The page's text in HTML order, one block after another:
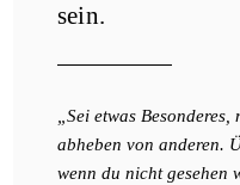
sein.
„Sei etwas
abheben von anderen.
wenn du nicht gesehen